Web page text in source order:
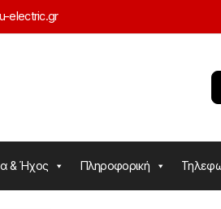
electric.gr
& Ήχος Πληροφορική